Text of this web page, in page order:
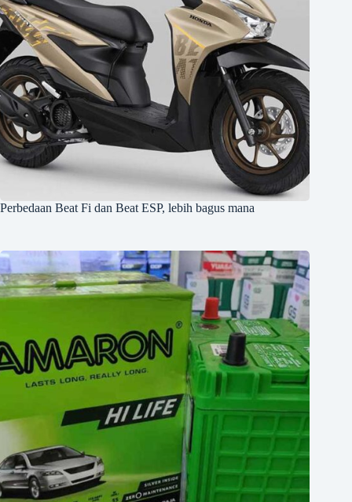
Perbedaan Beat Fi dan Beat ESP, lebih bagus mana